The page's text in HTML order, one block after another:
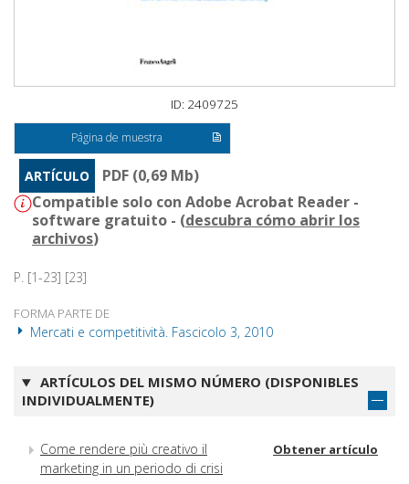
ID: 2409725
Página de muestra
ARTÍCULO
PDF (0,69 Mb)
Compatible solo con Adobe Acrobat Reader -
software gratuito - (descubra cómo abrir los
archivos)
P. [1-23] [23]
FORMA PARTE DE
Mercati e competitività. Fascicolo 3, 2010
ARTÍCULOS DEL MISMO NÚMERO (DISPONIBLES
INDIVIDUALMENTE)
Come rendere più creativo il
marketing in un periodo di crisi
Obtener artículo